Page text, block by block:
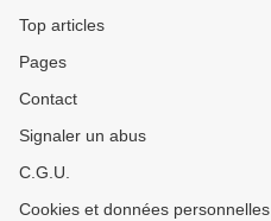
Top articles
Pages
Contact
Signaler un abus
C.G.U.
Cookies et données personnelles